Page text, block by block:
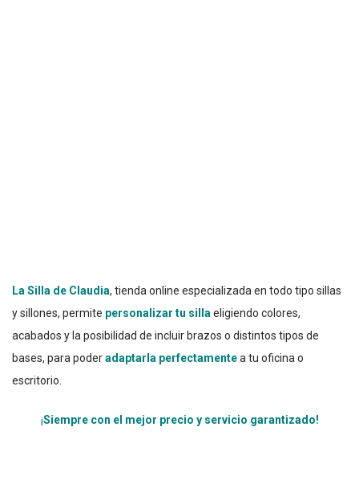
La Silla de Claudia, tienda online especializada en todo tipo sillas
y sillones, permite personalizar tu silla eligiendo colores,
acabados y la posibilidad de incluir brazos o distintos tipos de
bases, para poderadaptarla perfectamentea tu oficina o
escritorio.
¡Siempre con el mejor precio y servicio garantizado!